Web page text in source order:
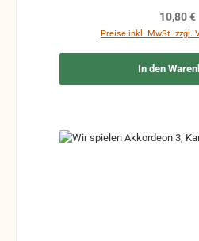
10,80 €
Preise inkl. MwSt. zzgl.
In den